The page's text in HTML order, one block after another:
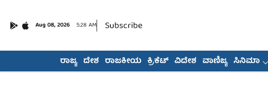
Aug 08, 2026 5:28 AM Subscribe
ರಾಜ್ಯ ದೇಶ ರಾಜಕೀಯ ಕ್ರಿಕೆಟ್ ವಿದೇಶ ವಾಣಿಜ್ಯ ಸಿನಿಮಾ